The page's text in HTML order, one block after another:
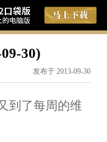
30)
发布于 2013-09-30
了每周的维